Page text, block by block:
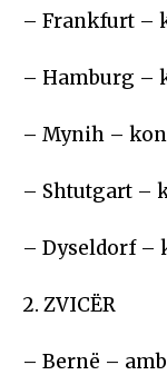
– Frankfurt –
– Hamburg –
– Mynih –
– Shtutgart –
– Dyseldorf –
2. ZVICËR
– Bernë –